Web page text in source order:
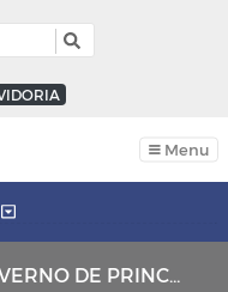
Menu
RODA DE CONVERSA SOBRE AGOSTO LILÁS E SETEMBRO AMARELO NO POVOADO LAGOA DE SÃO JOÃO